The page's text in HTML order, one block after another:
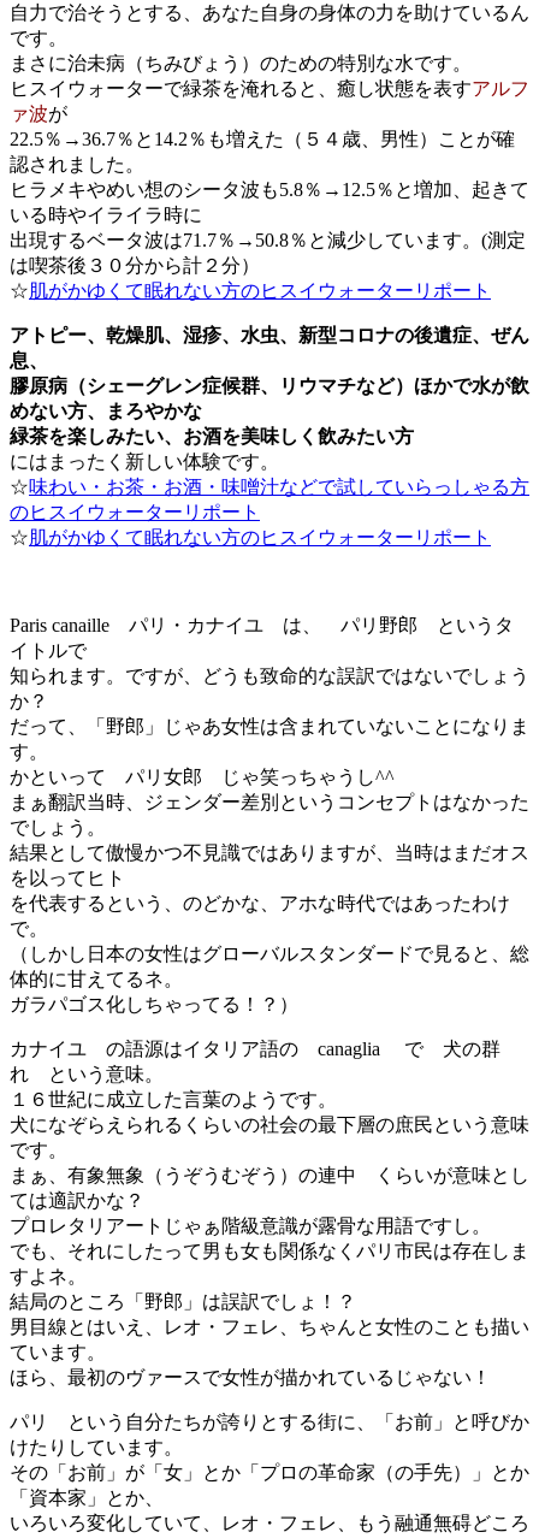
自力で治そうとする、あなた自身の身体の力を助けているん
です。
まさに治未病（ちみびょう）のための特別な水です。
ヒスイウォーターで緑茶を淹れると、癒し状態を表すアルフ
ァ波が
22.5％→36.7％と14.2％も増えた（５４歳、男性）ことが確
認されました。
ヒラメキやめい想のシータ波も5.8％→12.5％と増加、起きて
いる時やイライラ時に
出現するベータ波は71.7％→50.8％と減少しています。(測定
は喫茶後３０分から計２分）
☆肌がかゆくて眠れない方のヒスイウォーターリポート
アトピー、乾燥肌、湿疹、水虫、新型コロナの後遺症、ぜん
息、
膠原病（シェーグレン症候群、リウマチなど）ほかで水が飲
めない方、まろやかな
緑茶を楽しみたい、お酒を美味しく飲みたい方
にはまったく新しい体験です。
☆味わい・お茶・お酒・味噌汁などで試していらっしゃる方
のヒスイウォーターリポート
☆肌がかゆくて眠れない方のヒスイウォーターリポート
Paris canaille パリ・カナイユ は、 パリ野郎 というタ
イトルで
知られます。ですが、どうも致命的な誤訳ではないでしょう
か？
だって、「野郎」じゃあ女性は含まれていないことになりま
す。
かといって パリ女郎 じゃ笑っちゃうし^^
まぁ翻訳当時、ジェンダー差別というコンセプトはなかった
でしょう。
結果として傲慢かつ不見識ではありますが、当時はまだオス
を以ってヒト
を代表するという、のどかな、アホな時代ではあったわけ
で。
（しかし日本の女性はグローバルスタンダードで見ると、総
体的に甘えてるネ。
ガラパゴス化しちゃってる！？）
カナイユ の語源はイタリア語の canaglia で 犬の群
れ という意味。
１６世紀に成立した言葉のようです。
犬になぞらえられるくらいの社会の最下層の庶民という意味
です。
まぁ、有象無象（うぞうむぞう）の連中 くらいが意味とし
ては適訳かな？
プロレタリアートじゃぁ階級意識が露骨な用語ですし。
でも、それにしたって男も女も関係なくパリ市民は存在しま
すよネ。
結局のところ「野郎」は誤訳でしょ！？
男目線とはいえ、レオ・フェレ、ちゃんと女性のことも描い
ています。
ほら、最初のヴァースで女性が描かれているじゃない！
パリ という自分たちが誇りとする街に、「お前」と呼びか
けたりしています。
その「お前」が「女」とか「プロの革命家（の手先）」とか
「資本家」とか、
いろいろ変化していて、レオ・フェレ、もう融通無碍どころ